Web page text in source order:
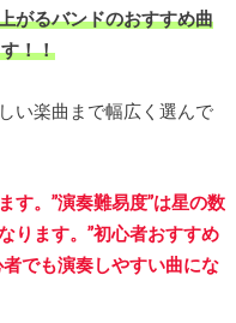
がるバンドのおすすめ曲
！！
い楽曲まで幅広く選んで
す。”演奏難易度”は星の数
ります。”初心者おすすめ
でも演奏しやすい曲にな